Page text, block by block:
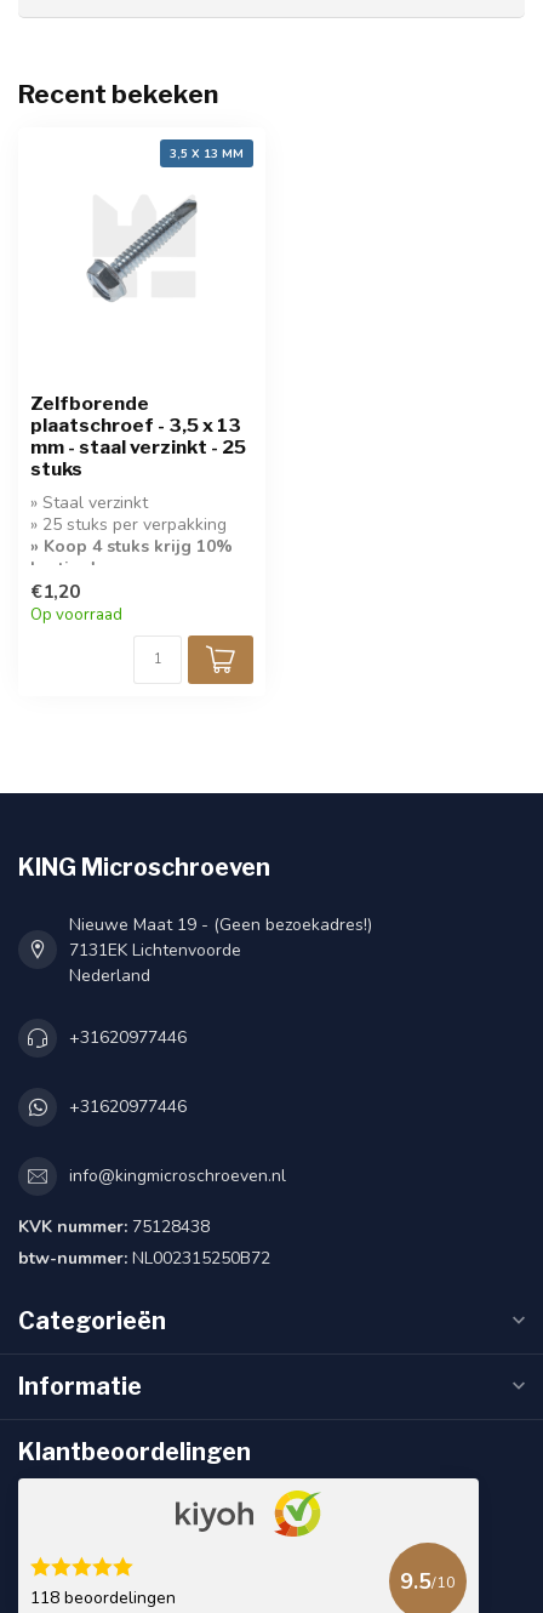
Recent bekeken
3,5 X 13 MM
Zelfborende
plaatschroef - 3,5 x 13
mm - staal verzinkt - 25
stuks
» Staal verzinkt
» 25 stuks per verpakking
» Koop 4 stuks krijg 10%
korting!
» Sleutelwijdte 5,5
€1,20
Op voorraad
KING Microschroeven
Nieuwe Maat 19 - (Geen bezoekadres!)
7131EK Lichtenvoorde
Nederland
+31620977446
+31620977446
info@kingmicroschroeven.nl
KVK nummer: 75128438
btw-nummer: NL002315250B72
Categorieën
Informatie
Klantbeoordelingen
118 beoordelingen
9.5/10